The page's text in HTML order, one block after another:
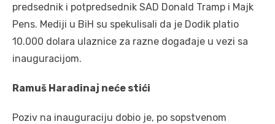
predsednik i potpredsednik SAD Donald Tramp i Majk
Pens. Mediji u BiH su spekulisali da je Dodik platio
10.000 dolara ulaznice za razne događaje u vezi sa
inauguracijom.
Ramuš Haradinaj neće stići
Poziv na inauguraciju dobio je, po sopstvenom